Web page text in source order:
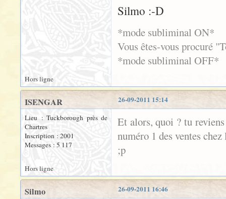
Silmo :-D
*mode subliminal ON*
Vous êtes-vous procuré
*mode subliminal OFF*
Hors ligne
26-09-2011 15:14
ISENGAR
Lieu : Tuckborough près de
Chartres
Inscription : 2001
Messages : 5 117
Et alors, quoi ? tu
numéro 1 des ventes
;p
Hors ligne
26-09-2011 16:46
Silmo